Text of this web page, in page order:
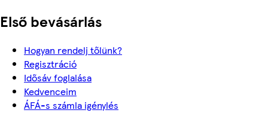
Első bevásárlás
Hogyan rendelj tőlünk?
Regisztráció
Idősáv foglalása
Kedvenceim
ÁFÁ-s számla igénylés